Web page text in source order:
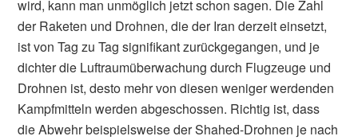
wird, kann man unmöglich jetzt schon sagen. Die Zahl
der Raketen und Drohnen, die der Iran derzeit einsetzt,
ist von Tag zu Tag signifikant zurückgegangen, und je
dichter die Luftraumüberwachung durch Flugzeuge und
Drohnen ist, desto mehr von diesen weniger werdenden
Kampfmitteln werden abgeschossen. Richtig ist, dass
die Abwehr beispielsweise der Shahed-Drohnen je nach